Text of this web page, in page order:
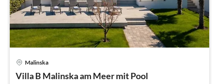
Malinska
Villa B Malinska am Meer mit Pool